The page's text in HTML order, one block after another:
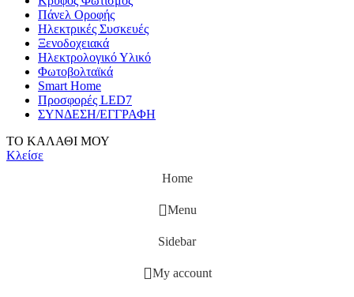
Πάνελ Οροφής
Ηλεκτρικές Συσκευές
Ξενοδοχειακά
Ηλεκτρολογικό Υλικό
Φωτοβολταϊκά
Smart Home
Προσφορές LED7
ΣΥΝΔΕΣΗ/ΕΓΓΡΑΦΗ
ΤΟ ΚΑΛΑΘΙ ΜΟΥ
Κλείσε
Home
Menu
Sidebar
My account